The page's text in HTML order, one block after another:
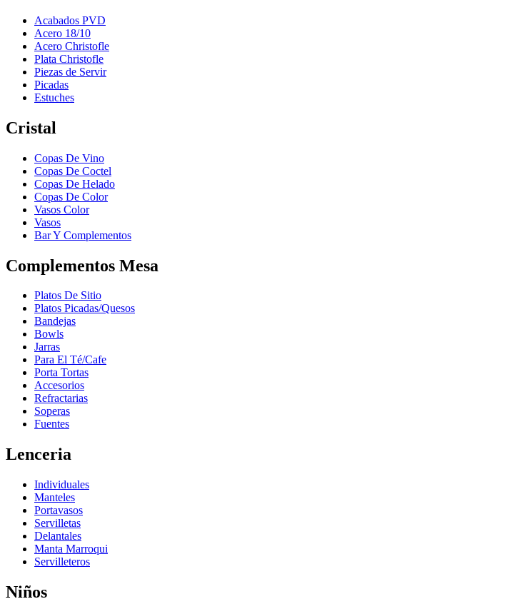
Acabados PVD
Acero 18/10
Acero Christofle
Plata Christofle
Piezas de Servir
Picadas
Estuches
Cristal
Copas De Vino
Copas De Coctel
Copas De Helado
Copas De Color
Vasos Color
Vasos
Bar Y Complementos
Complementos Mesa
Platos De Sitio
Platos Picadas/Quesos
Bandejas
Bowls
Jarras
Para El Té/Cafe
Porta Tortas
Accesorios
Refractarias
Soperas
Fuentes
Lenceria
Individuales
Manteles
Portavasos
Servilletas
Delantales
Manta Marroqui
Servilleteros
Niños